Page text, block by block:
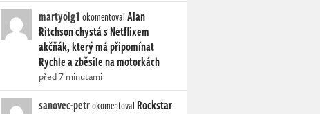
martyolg1 okomentovalAlan
Ritchson chystá s Netflixem
akčňák, který má připomínat
Rychle a zběsile na motorkách
před 7 minutami
sanovec-petrokomentoval Rockstar